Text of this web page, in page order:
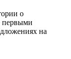
о
первыми
на